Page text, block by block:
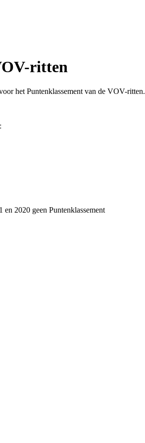
ritten
het Puntenklassement van de VOV-ritten.
2020 geen Puntenklassement